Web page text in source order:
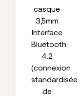
casque
3,5mm
Interface
Bluetooth
4.2
(connexion
standardisée
de